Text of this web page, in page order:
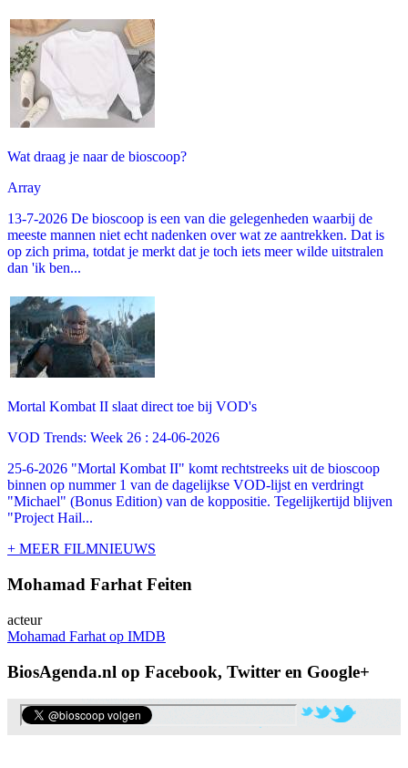
Wat draag je naar de bioscoop?
Array
13-7-2026 De bioscoop is een van die gelegenheden waarbij de
meeste mannen niet echt nadenken over wat ze aantrekken. Dat is
op zich prima, totdat je merkt dat je toch iets meer wilde uitstralen
dan 'ik ben...
Mortal Kombat II slaat direct toe bij VOD's
VOD Trends: Week 26 : 24-06-2026
25-6-2026 "Mortal Kombat II" komt rechtstreeks uit de bioscoop
binnen op nummer 1 van de dagelijkse VOD-lijst en verdringt
"Michael" (Bonus Edition) van de koppositie. Tegelijkertijd blijven
"Project Hail...
+ MEER FILMNIEUWS
Mohamad Farhat Feiten
acteur
Mohamad Farhat op IMDB
BiosAgenda.nl op Facebook, Twitter en Google+